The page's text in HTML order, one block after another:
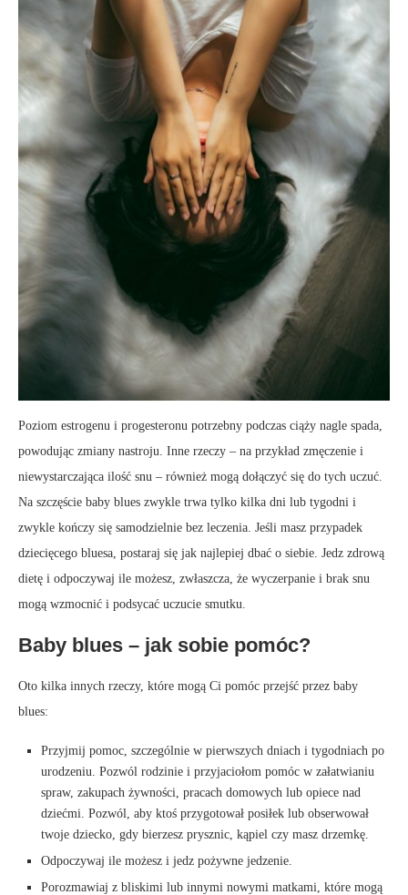
Poziom estrogenu i progesteronu potrzebny podczas ciąży nagle spada,
powodując zmiany nastroju. Inne rzeczy – na przykład zmęczenie i
niewystarczająca ilość snu – również mogą dołączyć się do tych uczuć.
Na szczęście baby blues zwykle trwa tylko kilka dni lub tygodni i
zwykle kończy się samodzielnie bez leczenia. Jeśli masz przypadek
dziecięcego bluesa, postaraj się jak najlepiej dbać o siebie. Jedz zdrową
dietę i odpoczywaj ile możesz, zwłaszcza, że ​​wyczerpanie i brak snu
mogą wzmocnić i podsycać uczucie smutku.
Baby blues – jak sobie pomóc?
Oto kilka innych rzeczy, które mogą Ci pomóc przejść przez baby
blues:
Przyjmij pomoc, szczególnie w pierwszych dniach i tygodniach po
urodzeniu. Pozwól rodzinie i przyjaciołom pomóc w załatwianiu
spraw, zakupach żywności, pracach domowych lub opiece nad
dziećmi. Pozwól, aby ktoś przygotował posiłek lub obserwował
twoje dziecko, gdy bierzesz prysznic, kąpiel czy masz drzemkę.
Odpoczywaj ile możesz i jedz pożywne jedzenie.
Porozmawiaj z bliskimi lub innymi nowymi matkami, które mogą